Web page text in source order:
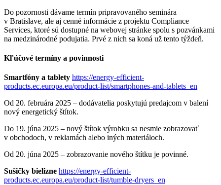
Do pozornosti dávame termín pripravovaného seminára
v Bratislave, ale aj cenné informácie z projektu Compliance
Services, ktoré sú dostupné na webovej stránke spolu s pozvánkami
na medzinárodné podujatia. Prvé z nich sa koná už tento týždeň.
Kľúčové termíny a povinnosti
Smartfóny a tablety https://energy-efficient-
products.ec.europa.eu/product-list/smartphones-and-tablets_en
Od 20. februára 2025 – dodávatelia poskytujú predajcom v balení
nový energetický štítok.
Do 19. júna 2025 – nový štítok výrobku sa nesmie zobrazovať
v obchodoch, v reklamách alebo iných materiáloch.
Od 20. júna 2025 – zobrazovanie nového štítku je povinné.
Sušičky bielizne https://energy-efficient-
products.ec.europa.eu/product-list/tumble-dryers_en